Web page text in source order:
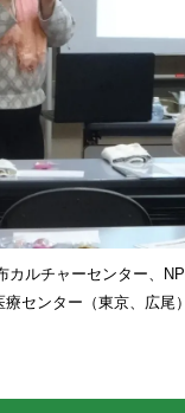
カルチャーセンター、
センター（東京、広尾